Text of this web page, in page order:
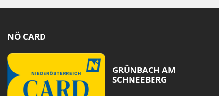
NÖ CARD
GRÜNBACH AM
SCHNEEBERG